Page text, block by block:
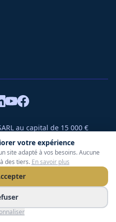
votre expérience
site adapté à vos besoins. Aucune
des tiers. En savoir plus
au capital de 15 000 €
206 179 - Membre du réseau
n° CCOUK000785
06570 Saint-Paul-de-Vence
Tous droits réservés.